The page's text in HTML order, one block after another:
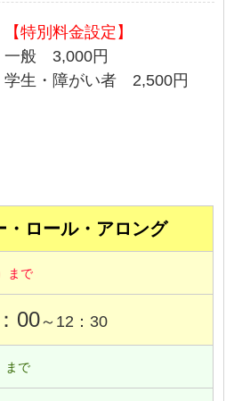
【特別料金設定】
一般 3,000円
学生・障がい者 2,500円
・ロール・アロング
まで
00～12：30
まで